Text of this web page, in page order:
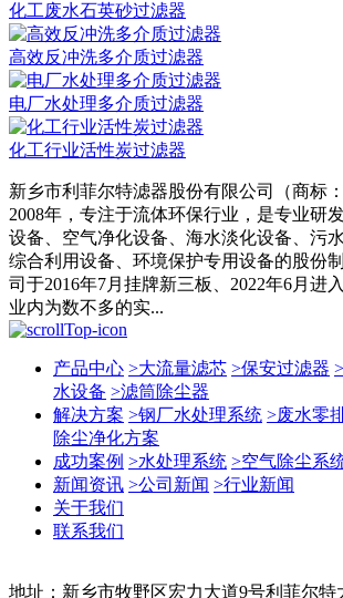
化工废水石英砂过滤器
高效反冲洗多介质过滤器
电厂水处理多介质过滤器
化工行业活性炭过滤器
新乡市利菲尔特滤器股份有限公司（商标
2008年，专注于流体环保行业，是专业研
设备、空气净化设备、海水淡化设备、污
综合利用设备、环境保护专用设备的股份
司于2016年7月挂牌新三板、2022年6月进
业内为数不多的实...
产品中心 >大流量滤芯 >保安过滤器 >
水设备 >滤筒除尘器
解决方案 >钢厂水处理系统 >废水零
除尘净化方案
成功案例 >水处理系统 >空气除尘系
新闻资讯 >公司新闻 >行业新闻
关于我们
联系我们
地址：新乡市牧野区宏力大道9号利菲尔